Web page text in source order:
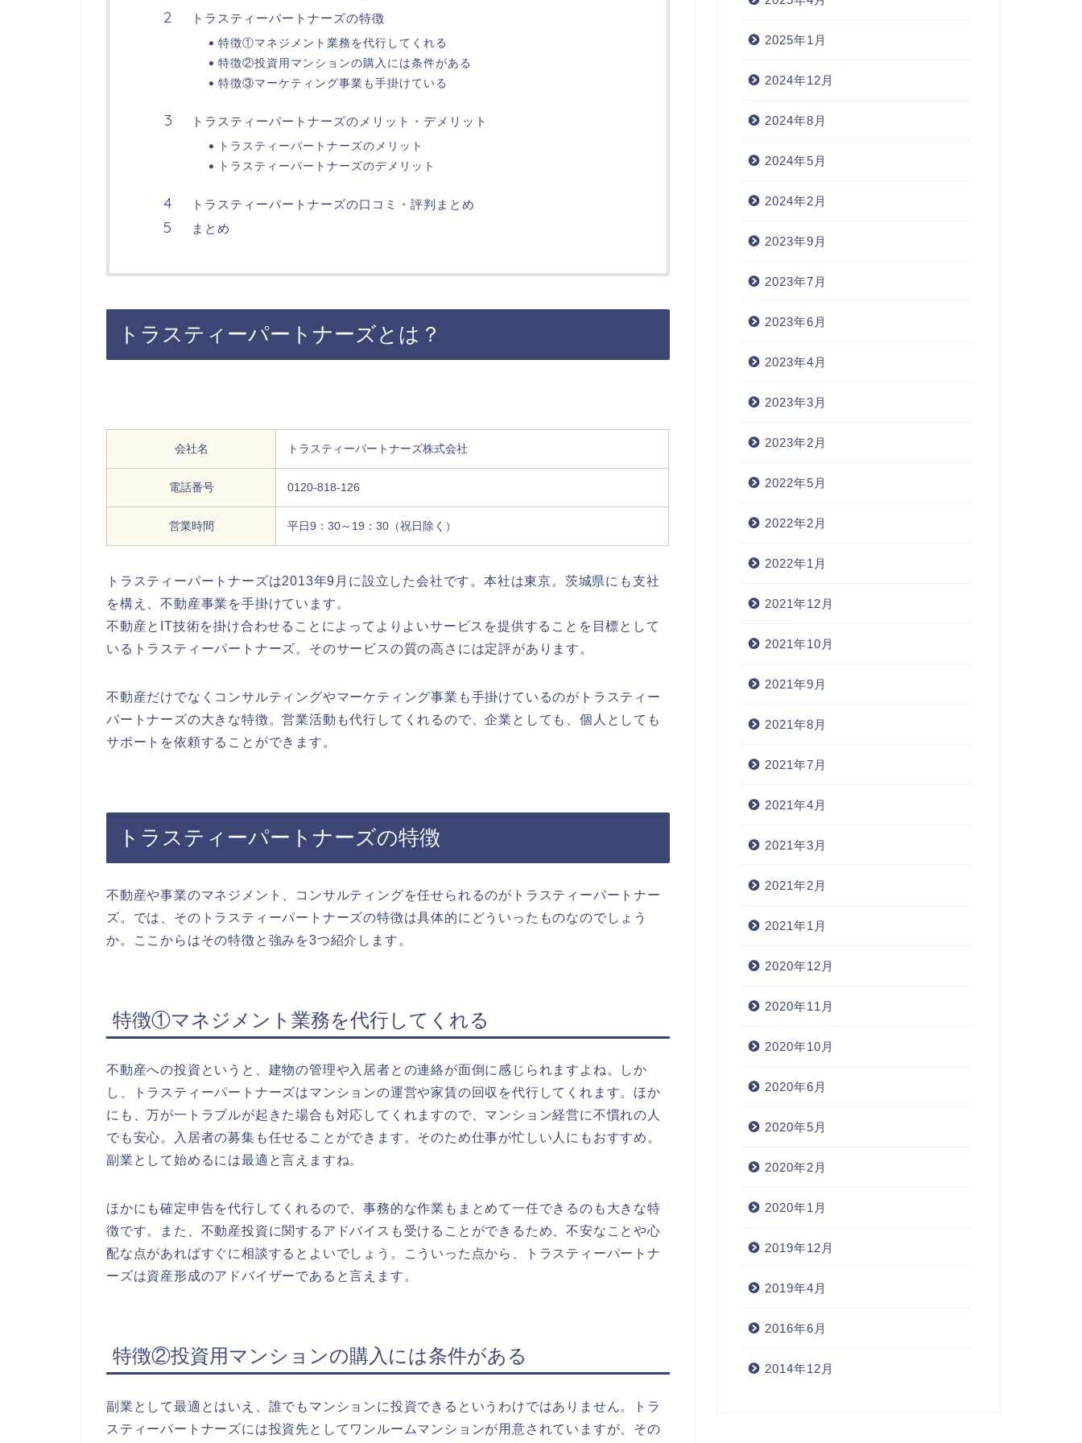
トラスティーパートナーズの特徴
特徴①マネジメント業務を代行してくれる
特徴②投資用マンションの購入には条件がある
特徴③マーケティング事業も手掛けている
トラスティーパートナーズのメリット・デメリット
トラスティーパートナーズのメリット
トラスティーパートナーズのデメリット
トラスティーパートナーズの口コミ・評判まとめ
まとめ
トラスティーパートナーズとは？
会社名 トラスティーパートナーズ株式会社
電話番号 0120-818-126
営業時間 平日9：30～19：30（祝日除く）
トラスティーパートナーズは2013年9月に設立した会社です。本社は東京。茨城県にも支社
を構え、不動産事業を手掛けています。
不動産とIT技術を掛け合わせることによってよりよいサービスを提供することを目標として
いるトラスティーパートナーズ。そのサービスの質の高さには定評があります。
不動産だけでなくコンサルティングやマーケティング事業も手掛けているのがトラスティー
パートナーズの大きな特徴。営業活動も代行してくれるので、企業としても、個人としても
サポートを依頼することができます。
トラスティーパートナーズの特徴
不動産や事業のマネジメント、コンサルティングを任せられるのがトラスティーパートナー
ズ。では、そのトラスティーパートナーズの特徴は具体的にどういったものなのでしょう
か。ここからはその特徴と強みを3つ紹介します。
特徴①マネジメント業務を代行してくれる
不動産への投資というと、建物の管理や入居者との連絡が面倒に感じられますよね。しか
し、トラスティーパートナーズはマンションの運営や家賃の回収を代行してくれます。ほか
にも、万が一トラブルが起きた場合も対応してくれますので、マンション経営に不慣れの人
でも安心。入居者の募集も任せることができます。そのため仕事が忙しい人にもおすすめ。
副業として始めるには最適と言えますね。
ほかにも確定申告を代行してくれるので、事務的な作業もまとめて一任できるのも大きな特
徴です。また、不動産投資に関するアドバイスも受けることができるため、不安なことや心
配な点があればすぐに相談するとよいでしょう。こういった点から、トラスティーパートナ
ーズは資産形成のアドバイザーであると言えます。
特徴②投資用マンションの購入には条件がある
副業として最適とはいえ、誰でもマンションに投資できるというわけではありません。トラ
スティーパートナーズには投資先としてワンルームマンションが用意されていますが、その
2025年1月
2024年12月
2024年8月
2024年5月
2024年2月
2023年9月
2023年7月
2023年6月
2023年4月
2023年3月
2023年2月
2022年5月
2022年2月
2022年1月
2021年12月
2021年10月
2021年9月
2021年8月
2021年7月
2021年4月
2021年3月
2021年2月
2021年1月
2020年12月
2020年11月
2020年10月
2020年6月
2020年5月
2020年2月
2020年1月
2019年12月
2019年4月
2016年6月
2014年12月